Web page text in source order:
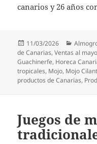
canarios y 26 años
Publicado
el
11/03/2026
de Canarias,Ventas al
Guachinerfe, Horeca
tropicales, Mojo, Mojo
productos de Canarias,
Juegos de